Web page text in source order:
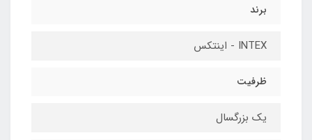
برند
INTEX - اینتکس
ظرفیت
یک بزرگسال